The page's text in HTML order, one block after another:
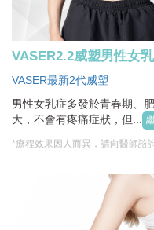
VASER2.2威塑男性女
VASER最新2代威塑
男性女乳症多發於青春期、
大，不會有疼痛症狀，但...
*療程效果因人而異，請向醫師諮